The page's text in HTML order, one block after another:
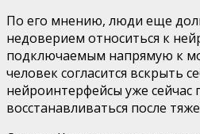
По его мнению, люди еще
недоверием относиться к
подключаемым напрямую к
человек согласится вскрыть
нейроинтерфейсы уже сейчас
восстанавливаться после